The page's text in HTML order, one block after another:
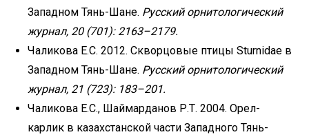
Западном Тянь-Шане. Русский орнитологический
журнал, 20 (701): 2163–2179.
Чаликова Е.С. 2012. Скворцовые птицы Sturnidae в
Западном Тянь-Шане. Русский орнитологический
журнал, 21 (723): 183–201.
Чаликова Е.С., Шаймарданов Р.Т. 2004. Орел-
карлик в казахстанской части Западного Тянь-